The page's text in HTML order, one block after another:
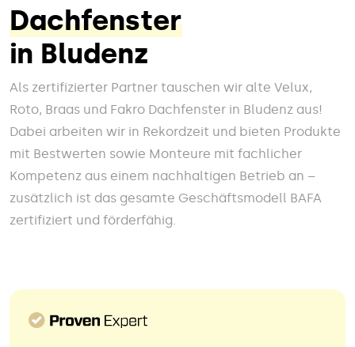
Dachfenster
in Bludenz
Als zertifizierter Partner tauschen wir alte Velux,
Roto, Braas und Fakro Dachfenster in Bludenz aus!
Dabei arbeiten wir in Rekordzeit und bieten Produkte
mit Bestwerten sowie Monteure mit fachlicher
Kompetenz aus einem nachhaltigen Betrieb an –
zusätzlich ist das gesamte Geschäftsmodell BAFA
zertifiziert und förderfähig.